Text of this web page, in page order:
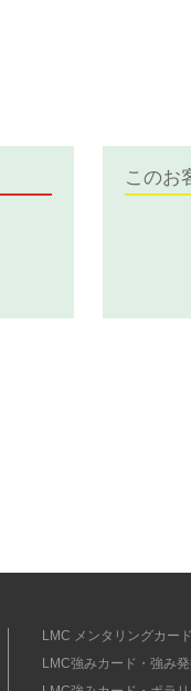
このお
LMC メンタリングカー
LMC強みカード・強み